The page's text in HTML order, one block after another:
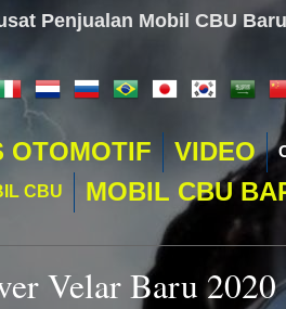
Penjualan Mobil CBU
OTOMOTIF VIDEO
CBU MOBIL CBU
Velar Baru 2020